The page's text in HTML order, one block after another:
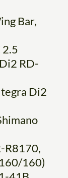
Bar,
2.5
RD-
Di2
R8170,
160)